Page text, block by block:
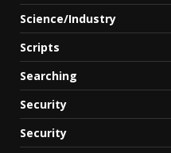
Science/Industry
Scripts
Searching
Security
Security